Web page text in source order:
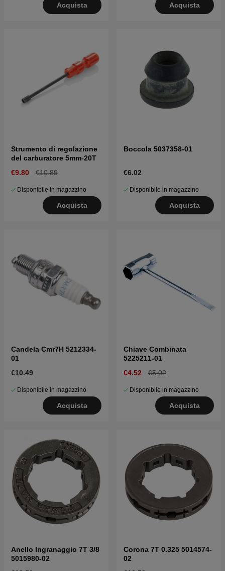
Acquista Acquista
Strumento di regolazione
del carburatore 5mm-20T
€9.80
€10.89
Disponibile in magazzino
Acquista
Boccola 5037358-01
€6.02
Disponibile in magazzino
Acquista
Candela Cmr7H 5212334-
01
€10.49
Disponibile in magazzino
Acquista
Chiave Combinata
5225211-01
€4.52
€5.02
Disponibile in magazzino
Acquista
Anello Ingranaggio 7T 3/8
5015980-02
Corona 7T 0.325 5014574-
02